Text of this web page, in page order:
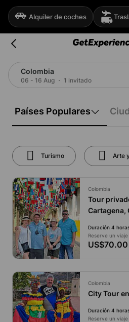
Alquiler de coches
Colombia
06 - 16 Aug 1 invitado
Países Populares
Turismo Arte
Colombia
Tour
Cartagena,
Duración 4
Reserve un viaje
US$70.00
Colombia
City Tour
Duración 4
Reserve un viaje